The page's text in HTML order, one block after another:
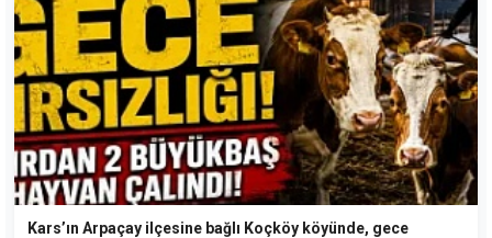
Kars’ın Arpaçay ilçesine bağlı Koçköy köyünde, gece